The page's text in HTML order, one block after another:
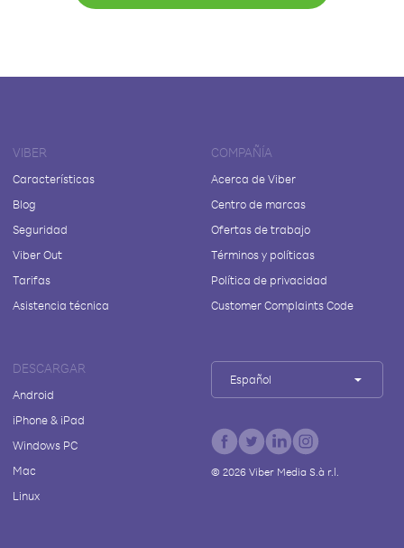
VIBER
Características
Blog
Seguridad
Viber Out
Tarifas
Asistencia técnica
COMPAÑÍA
Acerca de Viber
Centro de marcas
Ofertas de trabajo
Términos y políticas
Política de privacidad
Customer Complaints Code
DESCARGAR
Android
iPhone & iPad
Windows PC
Mac
Linux
Español
© 2026Viber Media S.à r.l.